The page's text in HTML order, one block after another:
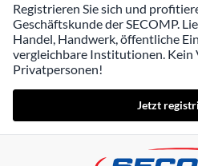
Registrieren Sie sich und
Geschäftskunde der SECOMP.
Handel, Handwerk, öffentliche
vergleichbare Institutionen. Kein
Privatpersonen!
Jetzt